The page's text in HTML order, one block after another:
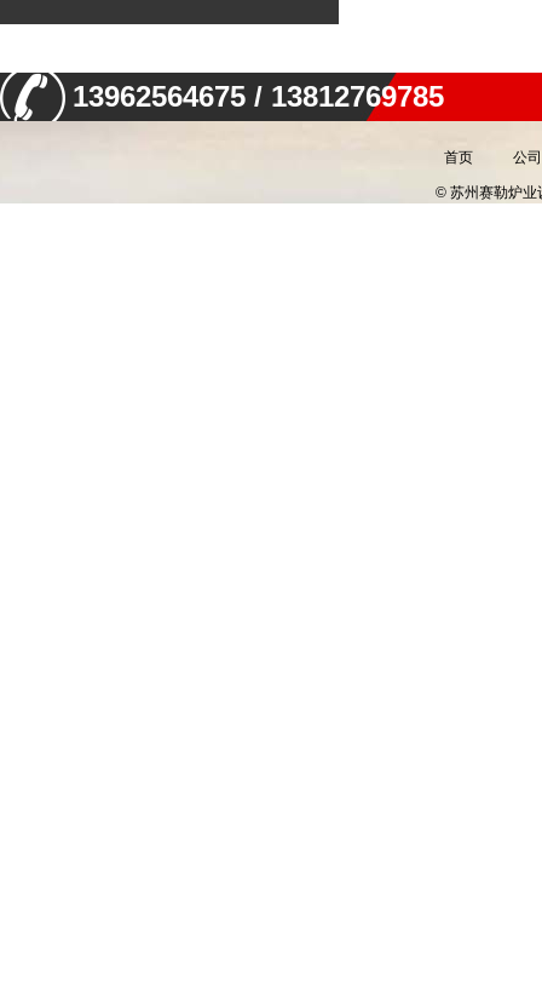
13962564675 / 13812769785
首页 公
© 苏州赛勒炉业